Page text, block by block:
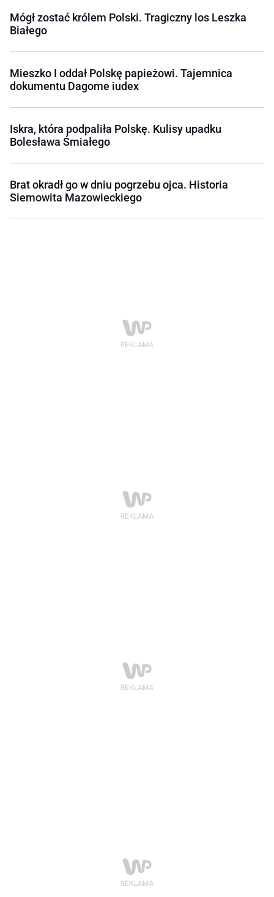
Mógł zostać królem Polski. Tragiczny los Leszka
Białego
Mieszko I oddał Polskę papieżowi. Tajemnica
dokumentu Dagome iudex
Iskra, która podpaliła Polskę. Kulisy upadku
Bolesława Śmiałego
Brat okradł go w dniu pogrzebu ojca. Historia
Siemowita Mazowieckiego